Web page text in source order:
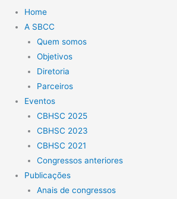
Home
A SBCC
Quem somos
Objetivos
Diretoria
Parceiros
Eventos
CBHSC 2025
CBHSC 2023
CBHSC 2021
Congressos anteriores
Publicações
Anais de congressos